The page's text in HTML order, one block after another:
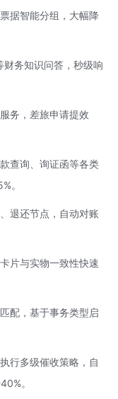
据智能分组，大幅降
财务知识问答，秒级响
务，差旅申请提效
查询、询证函等各类
。
退还节点，自动对账
片与实物一致性快速
配，基于事务类型启
行多级催收策略，自
。